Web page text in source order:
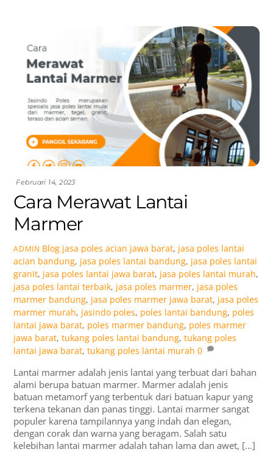
Februari 14, 2023
Cara Merawat Lantai
Marmer
ADMIN Blog jasa poles acian jawa barat, jasa poles lantai
acian bandung, jasa poles lantai bandung, jasa poles lantai
granit, jasa poles lantai jawa barat, jasa poles lantai murah,
jasa poles lantai terbaik, jasa poles marmer, jasa poles
marmer bandung, jasa poles marmer jawa barat, jasa poles
marmer murah, jasindo poles, poles lantai bandung, poles
lantai jawa barat, poles marmer bandung, poles marmer
jawa barat,tukang poles lantai bandung,tukang poles
lantai jawa barat,tukang poles lantai murah 0
Lantai marmer adalah jenis lantai yang terbuat dari bahan
alami berupa batuan marmer. Marmer adalah jenis
batuan metamorf yang terbentuk dari batuan kapur yang
terkena tekanan dan panas tinggi. Lantai marmer sangat
populer karena tampilannya yang indah dan elegan,
dengan corak dan warna yang beragam. Salah satu
kelebihan lantai marmer adalah tahan lama dan awet, […]